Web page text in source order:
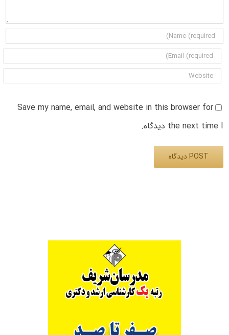
Save my name, email, and website in this browser for
the next time I دیدگاه.